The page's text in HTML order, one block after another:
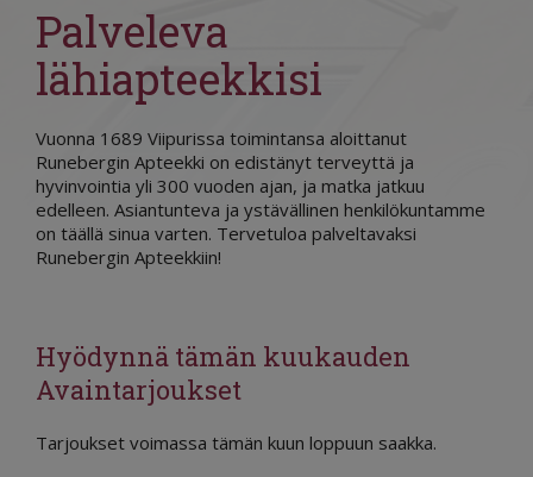
Palveleva
lähiapteekkisi
Vuonna 1689 Viipurissa toimintansa aloittanut
Runebergin Apteekki on edistänyt terveyttä ja
hyvinvointia yli 300 vuoden ajan, ja matka jatkuu
edelleen. Asiantunteva ja ystävällinen henkilökuntamme
on täällä sinua varten. Tervetuloa palveltavaksi
Runebergin Apteekkiin!
Hyödynnä tämän kuukauden
Avaintarjoukset
Tarjoukset voimassa tämän kuun loppuun saakka.